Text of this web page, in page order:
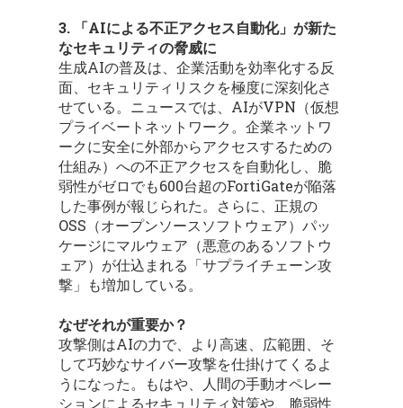
3. 「AIによる不正アクセス自動化」が新た
なセキュリティの脅威に
生成AIの普及は、企業活動を効率化する反
面、セキュリティリスクを極度に深刻化さ
せている。ニュースでは、AIがVPN（仮想
プライベートネットワーク。企業ネットワ
ークに安全に外部からアクセスするための
仕組み）への不正アクセスを自動化し、脆
弱性がゼロでも600台超のFortiGateが陥落
した事例が報じられた。さらに、正規の
OSS（オープンソースソフトウェア）パッ
ケージにマルウェア（悪意のあるソフトウ
ェア）が仕込まれる「サプライチェーン攻
撃」も増加している。
なぜそれが重要か？
攻撃側はAIの力で、より高速、広範囲、そ
して巧妙なサイバー攻撃を仕掛けてくるよ
うになった。もはや、人間の手動オペレー
ションによるセキュリティ対策や、脆弱性